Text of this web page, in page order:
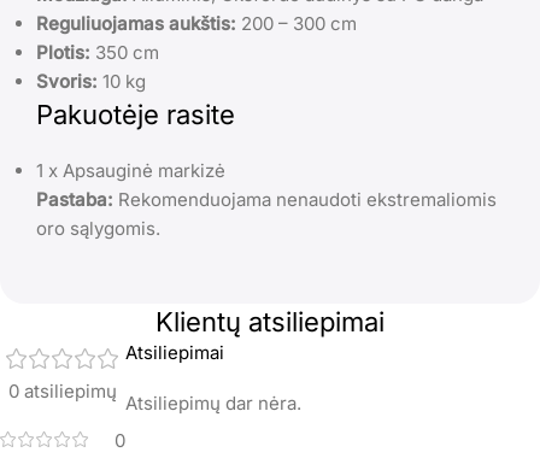
Reguliuojamas aukštis: 200 – 300 cm
Plotis: 350 cm
Svoris: 10 kg
Pakuotėje rasite
1 x Apsauginė markizė
Pastaba: Rekomenduojama nenaudoti ekstremaliomis
oro sąlygomis.
Klientų atsiliepimai
0 atsiliepimų
0
Atsiliepimai
Atsiliepimų dar nėra.